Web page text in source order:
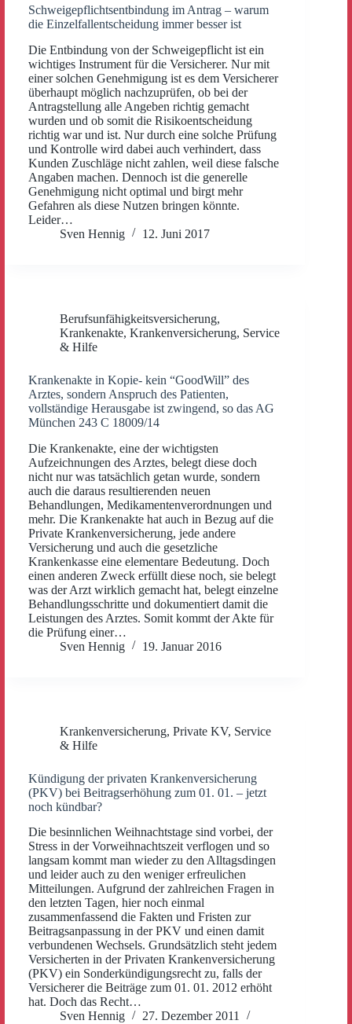
Schweigepflichtsentbindung im Antrag – warum
die Einzelfallentscheidung immer besser ist
Die Entbindung von der Schweigepflicht ist ein
wichtiges Instrument für die Versicherer. Nur mit
einer solchen Genehmigung ist es dem Versicherer
überhaupt möglich nachzuprüfen, ob bei der
Antragstellung alle Angeben richtig gemacht
wurden und ob somit die Risikoentscheidung
richtig war und ist. Nur durch eine solche Prüfung
und Kontrolle wird dabei auch verhindert, dass
Kunden Zuschläge nicht zahlen, weil diese falsche
Angaben machen. Dennoch ist die generelle
Genehmigung nicht optimal und birgt mehr
Gefahren als diese Nutzen bringen könnte.
Leider…
Sven Hennig
12. Juni 2017
Berufsunfähigkeitsversicherung,
Krankenakte, Krankenversicherung, Service
& Hilfe
Krankenakte in Kopie- kein “GoodWill” des
Arztes, sondern Anspruch des Patienten,
vollständige Herausgabe ist zwingend, so das AG
München 243 C 18009/14
Die Krankenakte, eine der wichtigsten
Aufzeichnungen des Arztes, belegt diese doch
nicht nur was tatsächlich getan wurde, sondern
auch die daraus resultierenden neuen
Behandlungen, Medikamentenverordnungen und
mehr. Die Krankenakte hat auch in Bezug auf die
Private Krankenversicherung, jede andere
Versicherung und auch die gesetzliche
Krankenkasse eine elementare Bedeutung. Doch
einen anderen Zweck erfüllt diese noch, sie belegt
was der Arzt wirklich gemacht hat, belegt einzelne
Behandlungsschritte und dokumentiert damit die
Leistungen des Arztes. Somit kommt der Akte für
die Prüfung einer…
Sven Hennig
19. Januar 2016
Krankenversicherung, Private KV, Service
& Hilfe
Kündigung der privaten Krankenversicherung
(PKV) bei Beitragserhöhung zum 01. 01. – jetzt
noch kündbar?
Die besinnlichen Weihnachtstage sind vorbei, der
Stress in der Vorweihnachtszeit verflogen und so
langsam kommt man wieder zu den Alltagsdingen
und leider auch zu den weniger erfreulichen
Mitteilungen. Aufgrund der zahlreichen Fragen in
den letzten Tagen, hier noch einmal
zusammenfassend die Fakten und Fristen zur
Beitragsanpassung in der PKV und einen damit
verbundenen Wechsels. Grundsätzlich steht jedem
Versicherten in der Privaten Krankenversicherung
(PKV) ein Sonderkündigungsrecht zu, falls der
Versicherer die Beiträge zum 01. 01. 2012 erhöht
hat. Doch das Recht…
Sven Hennig
27. Dezember 2011